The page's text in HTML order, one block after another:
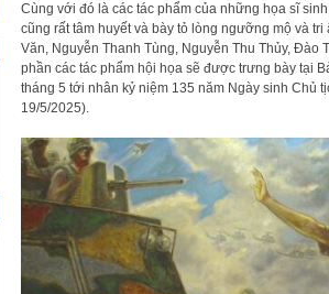
Cùng với đó là các tác phẩm của những họa sĩ
cũng rất tâm huyết và bày tỏ lòng ngưỡng mộ và
Văn, Nguyễn Thanh Tùng, Nguyễn Thu Thủy,
phần các tác phẩm hội họa sẽ được trưng bày tại
tháng 5 tới nhân kỷ niệm 135 năm Ngày sinh Chủ
19/5/2025).